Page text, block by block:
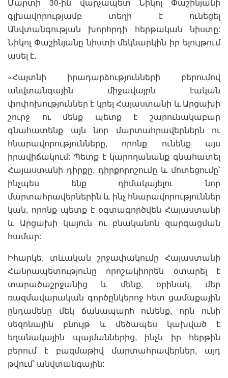
գլխավորությամբ տեղի է ունեցել
Անվտանգության խորհրդի հերթական նիստը:
Նիկոլ Փաշինյանը նիստի մեկնարկին իր ելույթում
ասել է.
«Հայտնի իրադարձությունների բերումով
անվտանգային միջավայրն էական
փոփոխություններ է կրել Հայաստանի և Արցախի
շուրջ ու մենք պետք է շարունակաբար
գնահատենք այն նոր մարտահրավերներն ու
հնարավորությունները, որոնք ունենք այս
իրավիճակում: Պետք է կարողանանք գնահատել
Հայաստանի դիրքը, դիրքորոշումը և մոտեցումը՝
ինչպես ենք դիմակայելու նոր
մարտահրավերներին և ինչ հնարավորություններ
կան, որոնք պետք է օգտագործվեն Հայաստանի
և Արցախի կայուն ու բնականոն զարգացման
համար:
Իհարկե, տևական շրջափակումը Հայաստանի
Հանրապետությունը որոշակիորեն օտարել է
տարածաշրջանից և մենք, օրինակ, մեր
ռազմավարական գործընկերոջ հետ ցամաքային
ընդամենը մեկ ճանապարհ ունենք, որն ունի
սեզոնային բնույթ և մեծապես կախված է
եղանակային պայմաններից, ինչն իր հերթին
բերում է բազմաթիվ մարտահրավերներ, այդ
թվում՝ անվտանգային: